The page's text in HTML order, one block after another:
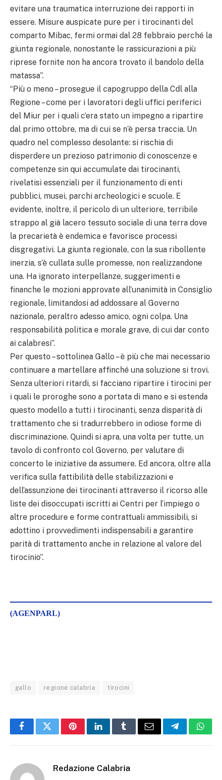
evitare una traumatica interruzione dei rapporti in
essere. Misure auspicate pure per i tirocinanti del
comparto Mibac, fermi ormai dal 28 febbraio perché la
giunta regionale, nonostante le rassicurazioni a più
riprese fornite non ha ancora trovato il bandolo della
matassa”.
“Più o meno – prosegue il capogruppo della Cdl alla
Regione – come per i lavoratori degli uffici periferici
del Miur per i quali c’era stato un impegno a ripartire
dal primo ottobre, ma di cui se n’è persa traccia. Un
quadro nel complesso desolante: si rischia di
disperdere un prezioso patrimonio di conoscenze e
competenze sin qui accumulate dai tirocinanti,
rivelatisi essenziali per il funzionamento di enti
pubblici, musei, parchi archeologici e scuole. E
evidente, inoltre, il pericolo di un ulteriore, terribile
strappo al già lacero tessuto sociale di una terra dove
la precarietà è endemica e favorisce processi
disgregativi. La giunta regionale, con la sua ribollente
inerzia, s’è cullata sulle promesse, non realizzandone
una. Ha ignorato interpellanze, suggerimenti e
finanche le mozioni approvate all’unanimità in Consiglio
regionale, limitandosi ad addossare al Governo
nazionale, peraltro adesso amico, ogni colpa. Una
responsabilità politica e morale grave, di cui dar conto
ai calabresi”.
Per questo – sottolinea Gallo – è più che mai necessario
continuare a martellare affinché una soluzione si trovi.
Senza ulteriori ritardi, si facciano ripartire i tirocini per
i quali le proroghe sono a portata di mano e si estenda
questo modello a tutti i tirocinanti, senza disparità di
trattamento che si tradurrebbero in odiose forme di
discriminazione. Quindi si apra, una volta per tutte, un
tavolo di confronto col Governo, per valutare di
concerto le iniziative da assumere. Ed ancora, oltre alla
verifica sulla fattibilità delle stabilizzazioni e
dell’assunzione dei tirocinanti attraverso il ricorso alle
liste dei disoccupati iscritti ai Centri per l’impiego o
altre procedure e forme contrattuali ammissibili, si
adottino i provvedimenti indispensabili a garantire
parità di trattamento anche in relazione al valore del
tirocinio”.
(AGENPARL)
gallo regione calabria tirocini
FacebookTwitterPinterestLinkedInTumblrEmail Telegram
Redazione Calabria